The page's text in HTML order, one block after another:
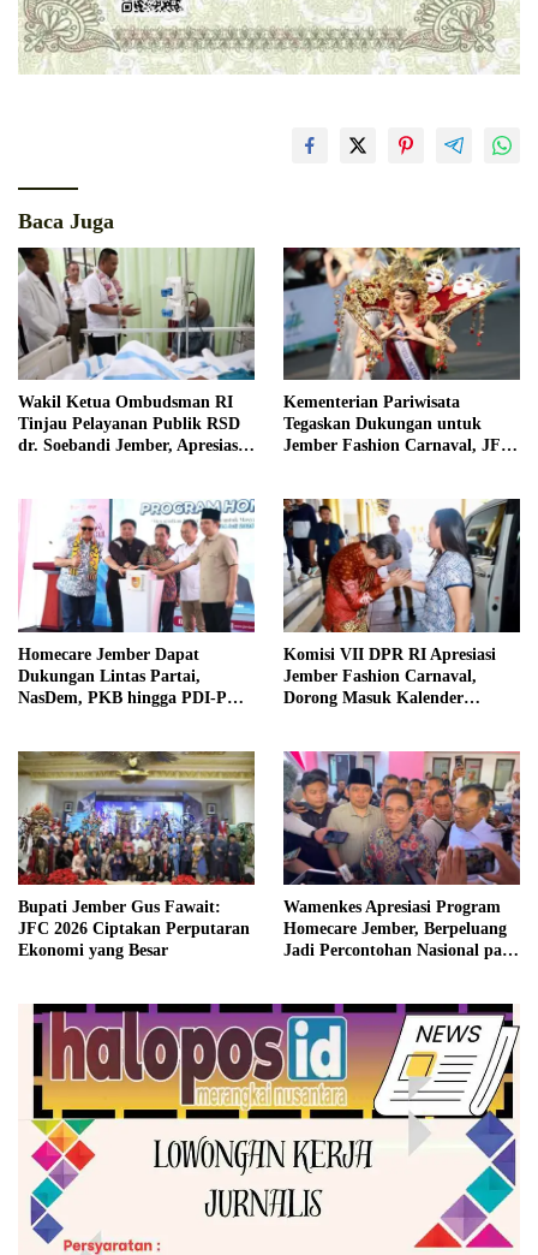
Baca Juga
Wakil Ketua Ombudsman RI
Tinjau Pelayanan Publik RSD
dr. Soebandi Jember, Apresiasi
Kementerian Pariwisata
Tegaskan Dukungan untuk
Jember Fashion Carnaval, JFC
Homecare Jember Dapat
Dukungan Lintas Partai,
NasDem, PKB hingga PDI-P
Komisi VII DPR RI Apresiasi
Jember Fashion Carnaval,
Dorong Masuk Kalender
Bupati Jember Gus Fawait:
JFC 2026 Ciptakan Perputaran
Ekonomi yang Besar
Wamenkes Apresiasi Program
Homecare Jember, Berpeluang
Jadi Percontohan Nasional pada